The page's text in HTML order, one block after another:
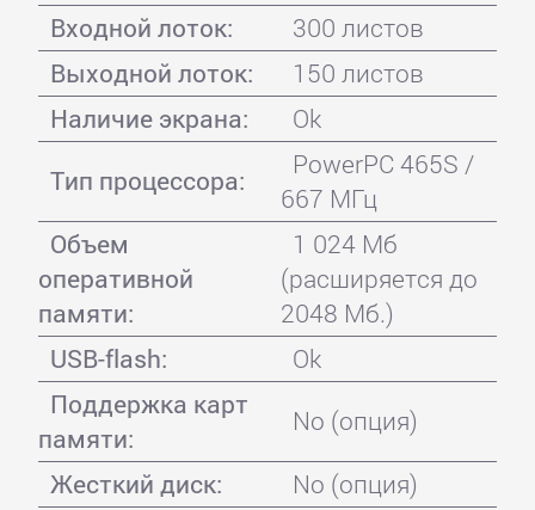
Входной лоток:
300 листов
Выходной лоток:
150 листов
Наличие экрана:
Ok
Тип процессора:
PowerPC 465S /
667 МГц
Объем
оперативной
памяти:
1 024 Мб
(расширяется до
2048 Мб.)
USB-flash:
Ok
Поддержка карт
памяти:
No (опция)
Жесткий диск:
No (опция)